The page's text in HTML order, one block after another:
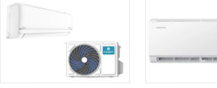
nhiều tính năng và công nghệ hiện đại.